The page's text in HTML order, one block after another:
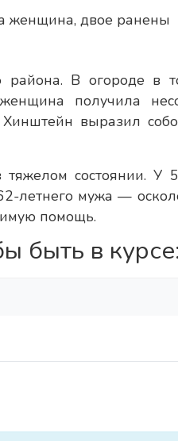
В огороде в
получила
выразил
тяжелом состоянии.
летнего мужа —
помощь.
быть в курсе: